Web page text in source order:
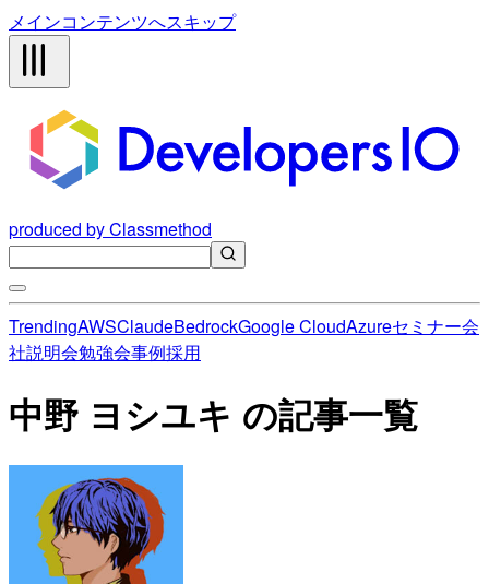
メインコンテンツへスキップ
produced by Classmethod
TrendingAWSClaudeBedrockGoogle CloudAzureセミナー会
社説明会勉強会事例採用
中野 ヨシユキ の記事一覧